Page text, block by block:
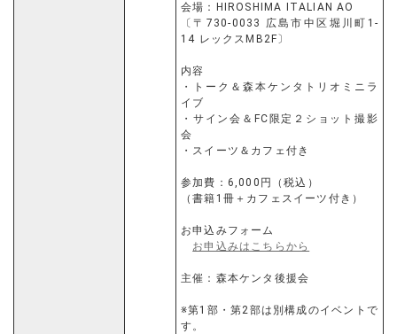
会場：HIROSHIMA ITALIAN AO
〔〒730-0033 広島市中区堀川町1-
14 レックスMB2F〕
内容
・トーク＆森本ケンタトリオミニラ
イブ
・サイン会＆FC限定２ショット撮影
会
・スイーツ＆カフェ付き
参加費：6,000円（税込）
（書籍1冊＋カフェスイーツ付き）
お申込みフォーム
お申込みはこちらから
主催：森本ケンタ後援会
※第1部・第2部は別構成のイベントで
す。